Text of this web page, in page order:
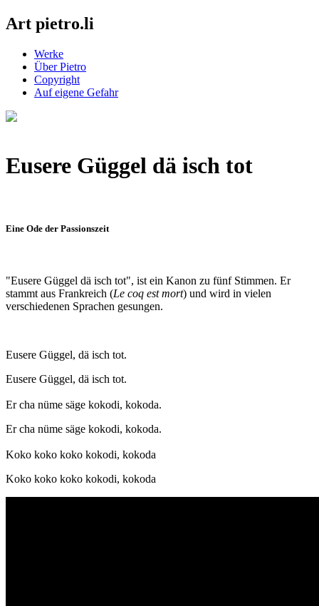
Art pietro.li
Werke
Über Pietro
Copyright
Auf eigene Gefahr
Eusere Güggel dä isch tot
Eine Ode der Passionszeit
"Eusere Güggel dä isch tot", ist ein Kanon zu fünf Stimmen. Er
stammt aus Frankreich (Le coq est mort) und wird in vielen
verschiedenen Sprachen gesungen.
Eusere Güggel, dä isch tot.
Eusere Güggel, dä isch tot.
Er cha nüme säge kokodi, kokoda.
Er cha nüme säge kokodi, kokoda.
Koko koko koko kokodi, kokoda
Koko koko koko kokodi, kokoda